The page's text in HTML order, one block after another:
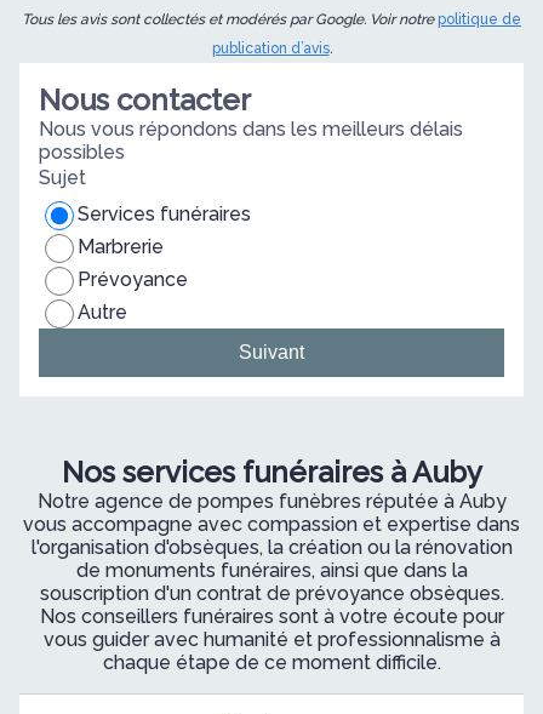
Tous les avis sont collectés et modérés par Google. Voir notre politique de
publication d’avis.
Nous contacter
Nous vous répondons dans les meilleurs délais
possibles
Sujet
Services funéraires
Marbrerie
Prévoyance
Autre
Suivant
Nos services funéraires à Auby
Notre agence de pompes funèbres réputée à Auby
vous accompagne avec compassion et expertise dans
l'organisation d'obsèques, la création ou la rénovation
de monuments funéraires, ainsi que dans la
souscription d'un contrat de prévoyance obsèques.
Nos conseillers funéraires sont à votre écoute pour
vous guider avec humanité et professionnalisme à
chaque étape de ce moment difficile.